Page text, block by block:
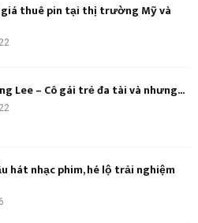
thuê pin tại thị trường Mỹ và
Lee – Cô gái trẻ đa tài và nhưng...
hát nhạc phim, hé lộ trải nghiệm